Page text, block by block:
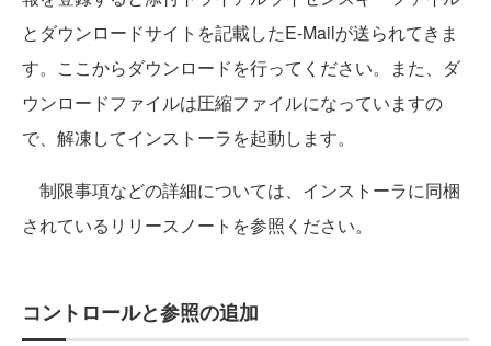
とダウンロードサイトを記載したE-Mailが送られてきま
す。ここからダウンロードを行ってください。また、ダ
ウンロードファイルは圧縮ファイルになっていますの
で、解凍してインストーラを起動します。
制限事項などの詳細については、インストーラに同梱
されているリリースノートを参照ください。
コントロールと参照の追加